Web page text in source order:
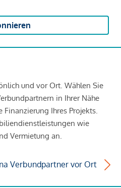
und vor Ort. Wählen Sie
in Ihrer Nähe
Ihres Projekts.
wie
Vermietung an.
Verbundpartner vor Ort